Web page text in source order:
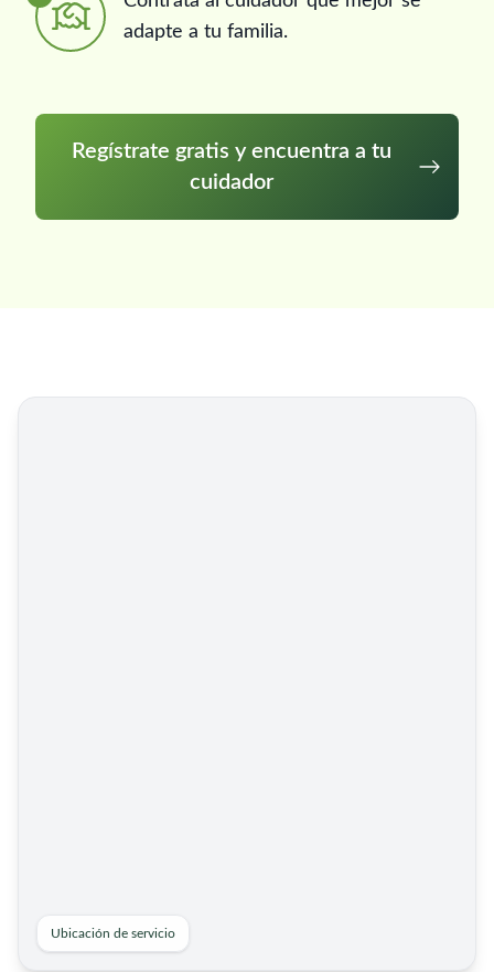
adapte a tu familia.
Regístrate gratis y encuentra a tu
cuidador
Ubicación de servicio